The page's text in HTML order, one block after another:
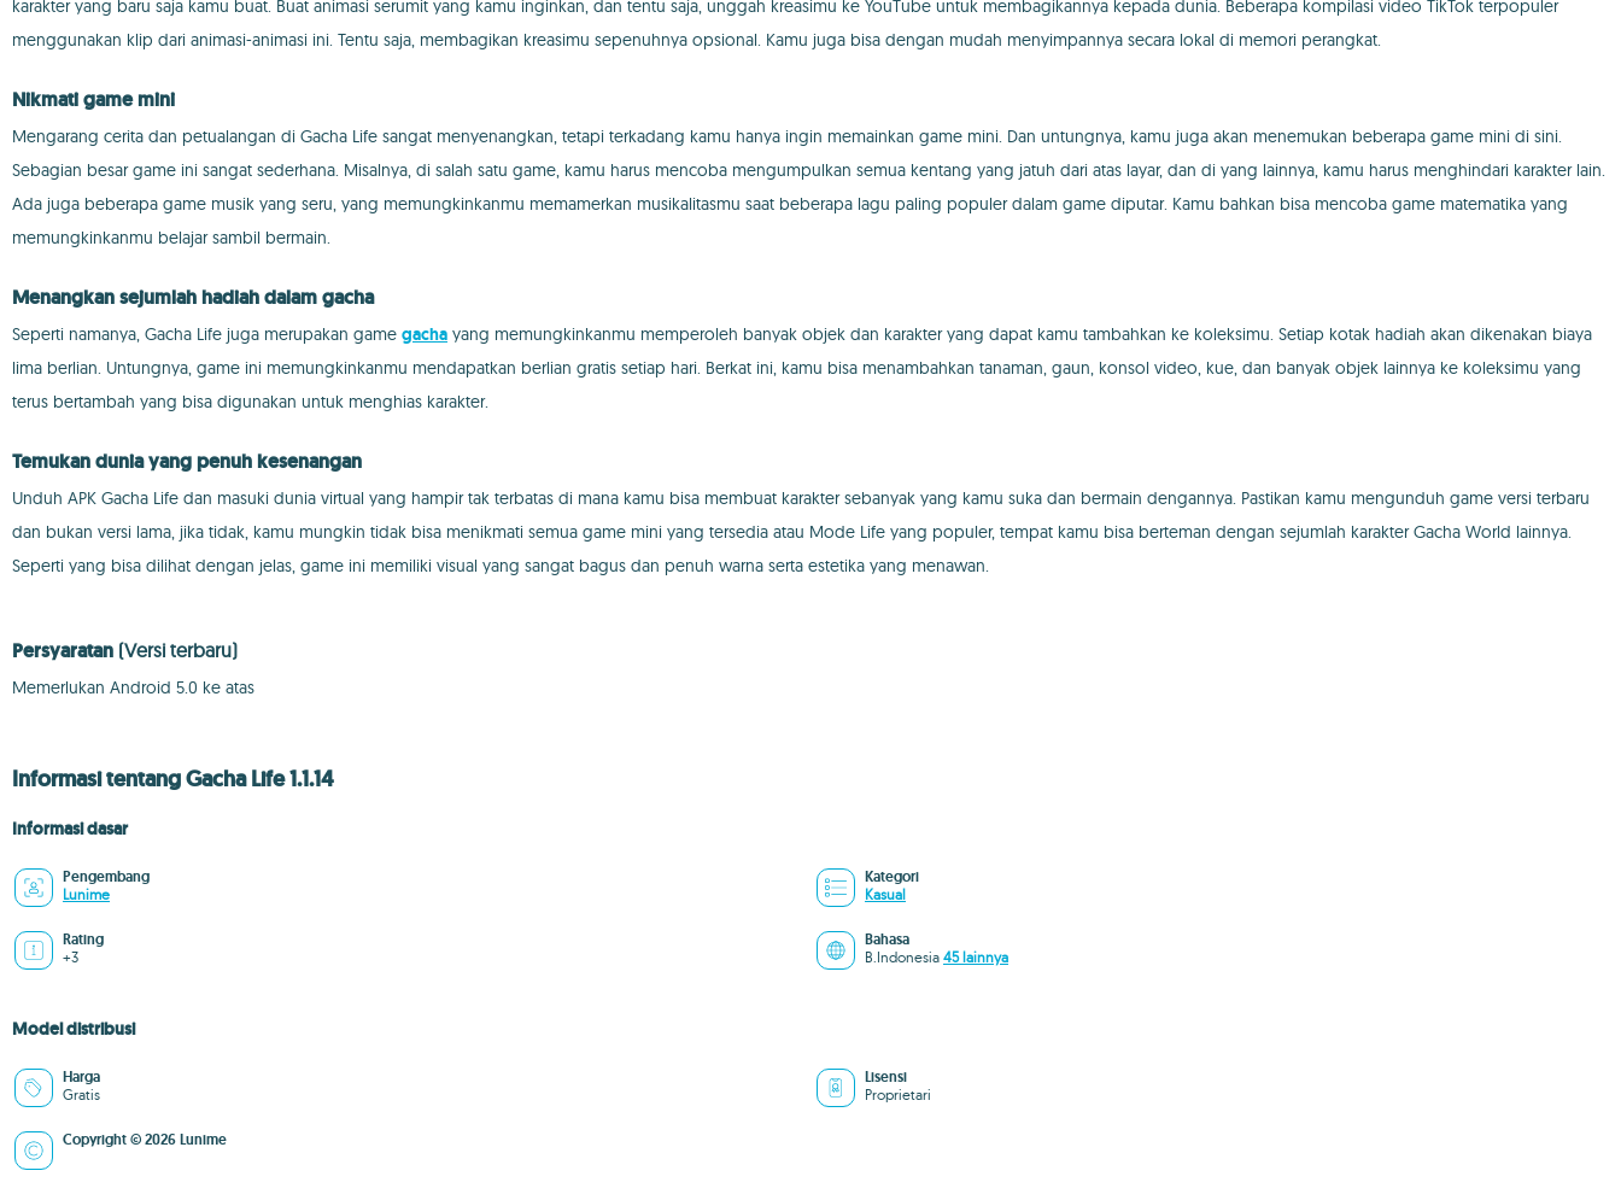
karakter yang baru saja kamu buat. Buat animasi serumit yang kamu inginkan, dan tentu saja, unggah kreasimu ke YouTube untuk membagikannya kepada dunia. Beberapa kompilasi video TikTok terpopuler
menggunakan klip dari animasi-animasi ini. Tentu saja, membagikan kreasimu sepenuhnya opsional. Kamu juga bisa dengan mudah menyimpannya secara lokal di memori perangkat.
Nikmati game mini
Mengarang cerita dan petualangan di Gacha Life sangat menyenangkan, tetapi terkadang kamu hanya ingin memainkan game mini. Dan untungnya, kamu juga akan menemukan beberapa game mini di sini.
Sebagian besar game ini sangat sederhana. Misalnya, di salah satu game, kamu harus mencoba mengumpulkan semua kentang yang jatuh dari atas layar, dan di yang lainnya, kamu harus menghindari karakter lain.
Ada juga beberapa game musik yang seru, yang memungkinkanmu memamerkan musikalitasmu saat beberapa lagu paling populer dalam game diputar. Kamu bahkan bisa mencoba game matematika yang
memungkinkanmu belajar sambil bermain.
Menangkan sejumlah hadiah dalam gacha
Seperti namanya, Gacha Life juga merupakan game gacha yang memungkinkanmu memperoleh banyak objek dan karakter yang dapat kamu tambahkan ke koleksimu. Setiap kotak hadiah akan dikenakan biaya
lima berlian. Untungnya, game ini memungkinkanmu mendapatkan berlian gratis setiap hari. Berkat ini, kamu bisa menambahkan tanaman, gaun, konsol video, kue, dan banyak objek lainnya ke koleksimu yang
terus bertambah yang bisa digunakan untuk menghias karakter.
Temukan dunia yang penuh kesenangan
Unduh APK Gacha Life dan masuki dunia virtual yang hampir tak terbatas di mana kamu bisa membuat karakter sebanyak yang kamu suka dan bermain dengannya. Pastikan kamu mengunduh game versi terbaru
dan bukan versi lama, jika tidak, kamu mungkin tidak bisa menikmati semua game mini yang tersedia atau Mode Life yang populer, tempat kamu bisa berteman dengan sejumlah karakter Gacha World lainnya.
Seperti yang bisa dilihat dengan jelas, game ini memiliki visual yang sangat bagus dan penuh warna serta estetika yang menawan.
Persyaratan (Versi terbaru)
Memerlukan Android 5.0 ke atas
Informasi tentang Gacha Life 1.1.14
Informasi dasar
Pengembang
Lunime
Kategori
Kasual
Rating
+3
Bahasa
B.Indonesia 45 lainnya
Model distribusi
Harga
Gratis
Lisensi
Proprietari
Copyright © 2026 Lunime